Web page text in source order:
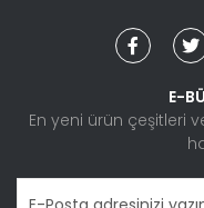
Ürün fiyatı diğer
E-
En yeni ürün çeşitleri